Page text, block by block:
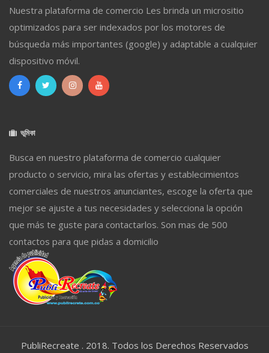
Nuestra plataforma de comercio Les brinda un micrositio
optimizados para ser indexados por los motores de
búsqueda más importantes (google) y adaptable a cualquier
dispositivo móvil.
ভূমিকা
Busca en nuestro plataforma de comercio cualquier
producto o servicio, mira las ofertas y establecimientos
comerciales de nuestros anunciantes, escoge la oferta que
mejor se ajuste a tus necesidades y selecciona la opción
que más te guste para contactarlos. Son mas de 500
contactos para que pidas a domicilio
PubliRecreate . 2018. Todos los Derechos Reservados